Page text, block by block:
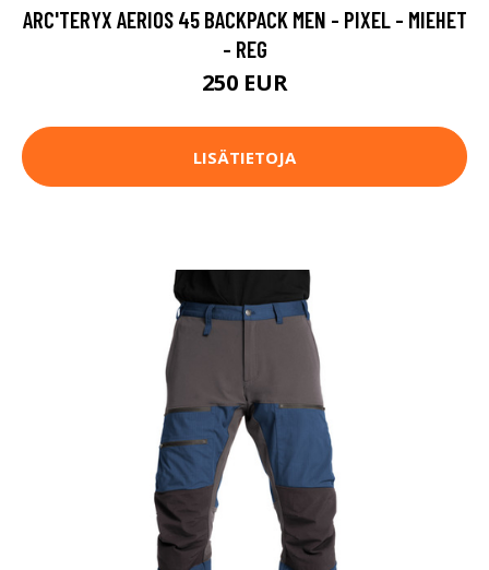
ARC'TERYX AERIOS 45 BACKPACK MEN - PIXEL - MIEHET
- REG
250 EUR
LISÄTIETOJA